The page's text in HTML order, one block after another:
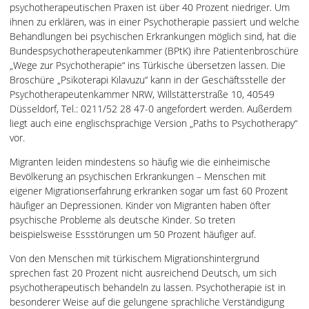
psychotherapeutischen Praxen ist über 40 Prozent niedriger. Um
ihnen zu erklären, was in einer Psychotherapie passiert und welche
Behandlungen bei psychischen Erkrankungen möglich sind, hat die
Bundespsychotherapeutenkammer (BPtK) ihre Patientenbroschüre
„Wege zur Psychotherapie“ ins Türkische übersetzen lassen. Die
Broschüre „Psikoterapi Kılavuzu“ kann in der Geschäftsstelle der
Psychotherapeutenkammer NRW, Willstätterstraße 10, 40549
Düsseldorf, Tel.: 0211/52 28 47-0 angefordert werden. Außerdem
liegt auch eine englischsprachige Version „Paths to Psychotherapy“
vor.
Migranten leiden mindestens so häufig wie die einheimische
Bevölkerung an psychischen Erkrankungen – Menschen mit
eigener Migrationserfahrung erkranken sogar um fast 60 Prozent
häufiger an Depressionen. Kinder von Migranten haben öfter
psychische Probleme als deutsche Kinder. So treten
beispielsweise Essstörungen um 50 Prozent häufiger auf.
Von den Menschen mit türkischem Migrationshintergrund
sprechen fast 20 Prozent nicht ausreichend Deutsch, um sich
psychotherapeutisch behandeln zu lassen. Psychotherapie ist in
besonderer Weise auf die gelungene sprachliche Verständigung